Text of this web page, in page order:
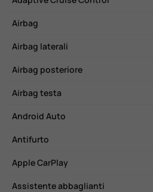
Airbag
Airbag laterali
Airbag posteriore
Airbag testa
Android Auto
Antifurto
Apple CarPlay
Assistente abbaglianti